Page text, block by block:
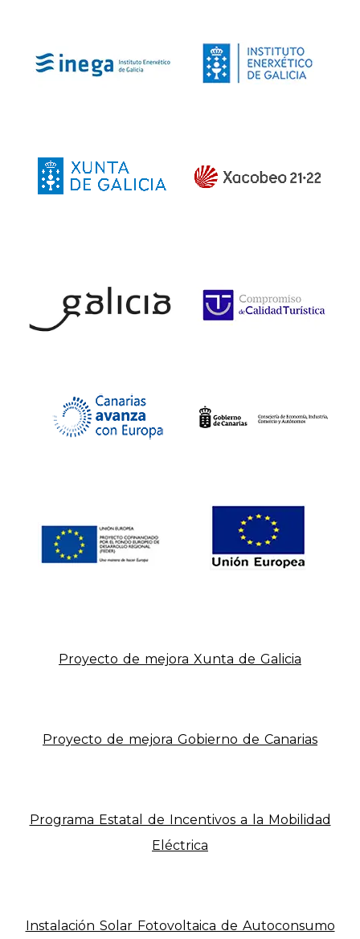
Proyecto de mejora Xunta de Galicia
Proyecto de mejora Gobierno de Canarias
Programa Estatal de Incentivos a la Mobilidad
Eléctrica
Instalación Solar Fotovoltaica de Autoconsumo